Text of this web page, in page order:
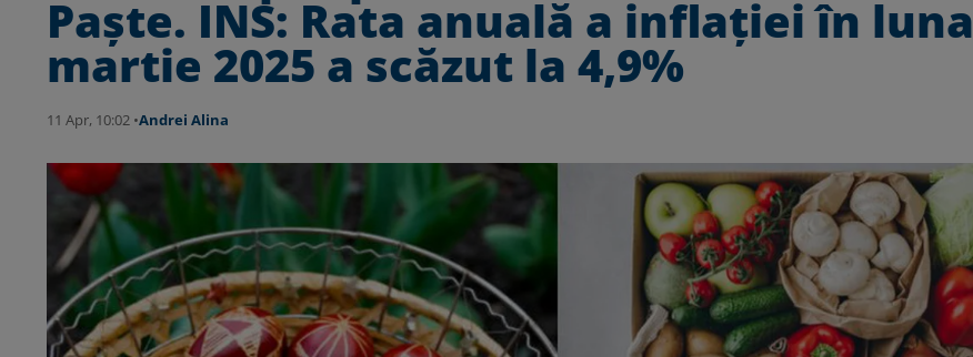
Paște. INS: Rata anuală a inflaţiei în luna
martie 2025 a scăzut la 4,9%
11 Apr, 10:02 •Andrei Alina